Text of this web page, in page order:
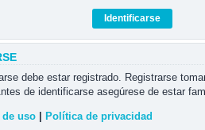
debe estar registrado. Registrarse
de identificarse asegúrese de estar
uso Política de privacidad